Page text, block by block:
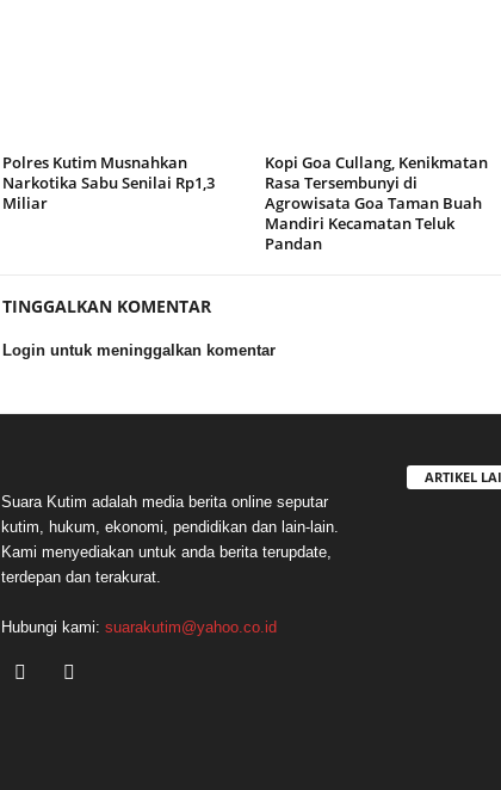
Polres Kutim Musnahkan
Narkotika Sabu Senilai Rp1,3
Miliar
Kopi Goa Cullang, Kenikmatan
Rasa Tersembunyi di
Agrowisata Goa Taman Buah
Mandiri Kecamatan Teluk
Pandan
TINGGALKAN KOMENTAR
Login untuk meninggalkan komentar
Suara Kutim adalah media berita online seputar
kutim, hukum, ekonomi, pendidikan dan lain-lain.
Kami menyediakan untuk anda berita terupdate,
terdepan dan terakurat.
Hubungi kami: suarakutim@yahoo.co.id
ARTIKEL